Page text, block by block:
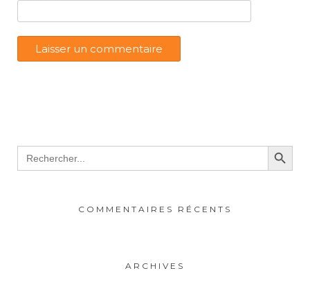
Search
for:
Search Button
COMMENTAIRES RÉCENTS
ARCHIVES